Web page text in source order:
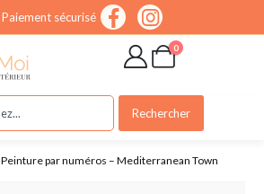
Paiement sécurisé
0
Rechercher
Peinture par numéros – Mediterranean Town